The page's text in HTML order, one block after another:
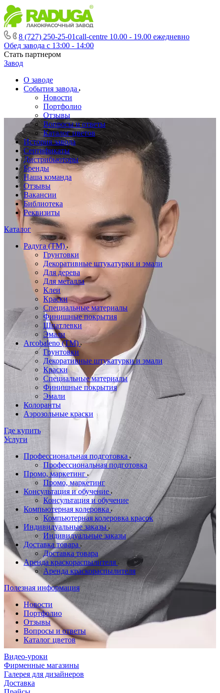
8 (727) 250-25-01call-centre 10.00 - 19.00 ежедневно
Обед завода с 13:00 - 14:00
Стать партнером
Завод
О заводе
События завода
Новости
Портфолио
Отзывы
Вопросы и ответы
Каталог цветов
История завода
Сертификаты
Дистрибьюторы
Бренды
Наша команда
Отзывы
Вакансии
Библиотека
Реквизиты
Каталог
Радуга (ТМ)
Грунтовки
Декоративные штукатурки и эмали
Для дерева
Для металла
Клеи
Краски
Специальные материалы
Финишные покрытия
Шпатлевки
Эмали
Arcobaleno (ТМ)
Грунтовки
Декоративные штукатурки и эмали
Краски
Специальные материалы
Финишные покрытия
Эмали
Колоранты
Аэрозольные краски
Где купить
Услуги
Профессиональная подготовка
Профессиональная подготовка
Промо, маркетинг
Промо, маркетинг
Консультация и обучение
Консультация и обучение
Компьютерная колеровка
Компьютерная колеровка красок
Индивидуальные заказы
Индивидуальные заказы
Доставка товара
Доставка товара
Аренда краскораспылителя
Аренда краскораспылителя
Полезная информация
Новости
Портфолио
Отзывы
Вопросы и ответы
Каталог цветов
Видео-уроки
Фирменные магазины
Галерея для дизайнеров
Доставка